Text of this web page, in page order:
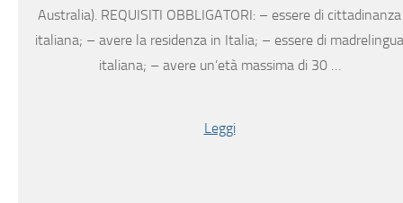
Australia). REQUISITI OBBLIGATORI: – essere di cittadinanza
italiana; – avere la residenza in Italia; – essere di madrelingua
italiana; – avere un’età massima di 30 …
Leggi